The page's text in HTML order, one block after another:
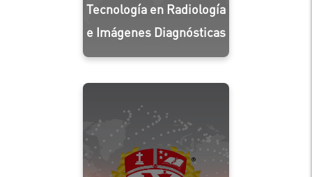
Tecnología en Radiología
e Imágenes Diagnósticas